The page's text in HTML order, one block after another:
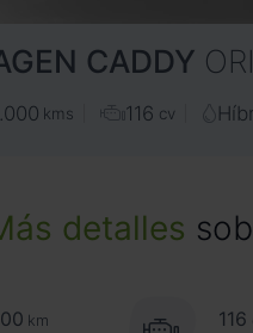
CADDY
kms 116 cv
detalles
km
116